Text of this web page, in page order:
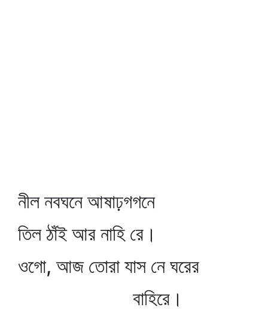
নীল নবঘনে আষাঢ়গগনে
তিল ঠাঁই আর নাহি রে।
ওগো, আজ তোরা যাস নে ঘরের
বাহিরে।